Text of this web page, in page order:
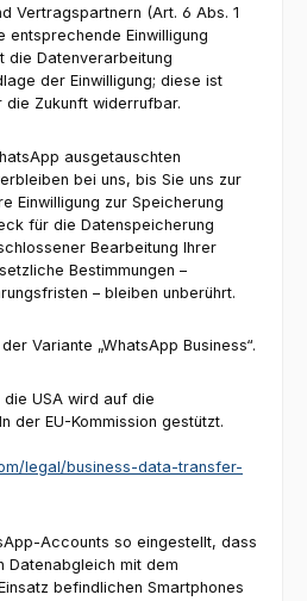
Vertragspartnern (Art. 6 Abs. 1
entsprechende Einwilligung
Datenverarbeitung
der Einwilligung; diese ist
Zukunft widerrufbar.
ausgetauschten
bei uns, bis Sie uns zur
Einwilligung zur Speicherung
für die Datenspeicherung
Bearbeitung Ihrer
Bestimmungen –
– bleiben unberührt.
Variante „WhatsApp Business“.
USA wird auf die
der EU-Kommission gestützt.
legal/business-data-transfer-
Accounts so eingestellt, dass
Datenabgleich mit dem
befindlichen Smartphones